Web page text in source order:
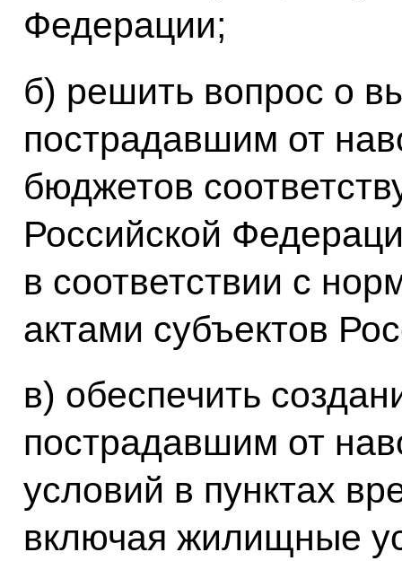
Федерации;
б) решить вопрос о
пострадавшим от
бюджетов
Российской
в соответствии с
актами субъектов
в) обеспечить
пострадавшим от
условий в пунктах
включая жилищные